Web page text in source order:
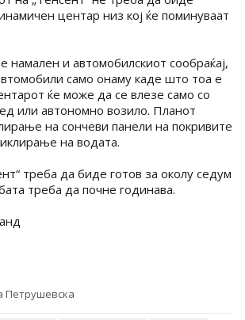
центар низ кој ќе поминуваат
намален и автомобилскиот сообраќај,
само онаму каде што тоа е
ќе може да се влезе само со
или автономно возило. Планот
на сончеви панели на покривите
на водата.
треба да биде готов за околу седум
треба да почне годинава.
Петрушевска